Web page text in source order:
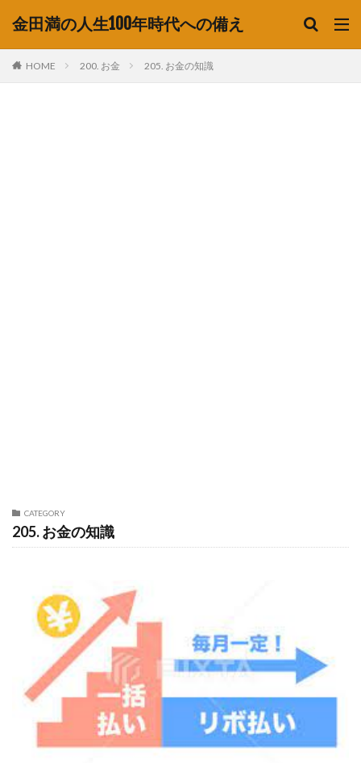
金田満の人生100年時代への備え
HOME 200. お金 205. お金の知識
CATEGORY
205. お金の知識